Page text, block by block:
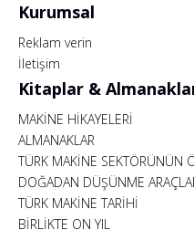
Kurumsal
Reklam verin
İletişim
Kitaplar &
MAKİNE HİKAYELERİ
ALMANAKLAR
TÜRK MAKİNE SEKTÖRÜNÜN
DOĞADAN DÜŞÜNME
TÜRK MAKİNE TARİHİ
BİRLİKTE ON YIL